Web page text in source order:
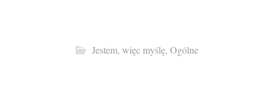
Jestem, więc myślę, Ogólne